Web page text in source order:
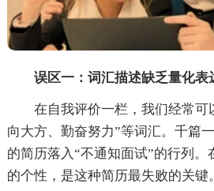
误区一：词汇描述缺乏量化表
在自我评价一栏，我们经常可
向大方、勤奋努力”等词汇。千篇
的简历落入“不通知面试”的行列。
的个性，是这种简历最失败的关键。